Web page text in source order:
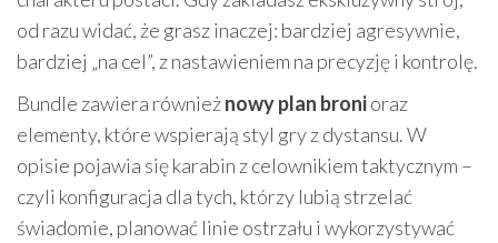
od razu widać, że grasz inaczej: bardziej agresywnie,
bardziej „na cel”, z nastawieniem na precyzję i kontrolę.
Bundle zawiera równieżnowy plan bronioraz
elementy, które wspierają styl gry z dystansu. W
opisie pojawia się karabin z celownikiem taktycznym –
czyli konfiguracja dla tych, którzy lubią strzelać
świadomie, planować linie ostrzału i wykorzystywać